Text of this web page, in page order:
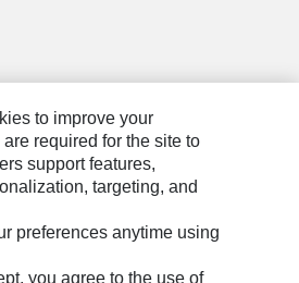
to improve your
required for the site to
support features,
targeting, and
preferences anytime using
you agree to the use of